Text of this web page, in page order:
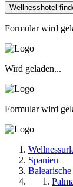
Wellnesshotel
Formular wird
Wird geladen...
Formular wird
Spanien